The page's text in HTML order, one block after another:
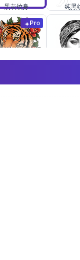
黑灰纹身 纯黑
Pro
新传统 奇卡